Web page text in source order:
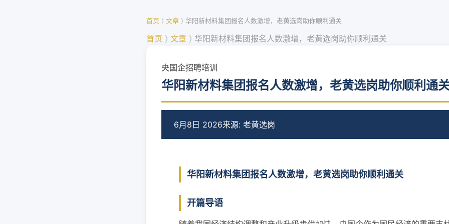
首页 ⟩ 文章 ⟩ 华阳新材料集团报名人数激增，老黄选岗助你顺利通关
首页 ⟩ 文章 ⟩ 华阳新材料集团报名人数激增，老黄选岗助你顺利通关
央国企招聘培训
华阳新材料集团报名人数激增，老黄选岗助你顺利通
6月8日 2026来源: 老黄选岗
华阳新材料集团报名人数激增，老黄选岗助你顺利通关
开篇导语